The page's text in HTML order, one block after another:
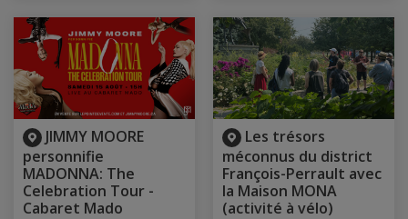
JIMMY MOORE
personnifie
MADONNA: The
Celebration Tour -
Cabaret Mado
Les trésors
méconnus du district
François-Perrault avec
la Maison MONA
(activité à vélo)